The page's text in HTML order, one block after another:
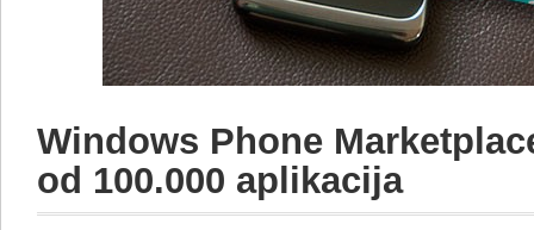
Windows Phone
od 100.000 aplikacija